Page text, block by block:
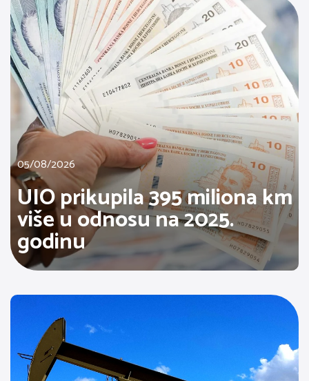
05/08/2026
UIO prikupila 395 miliona km
više u odnosu na 2025.
godinu